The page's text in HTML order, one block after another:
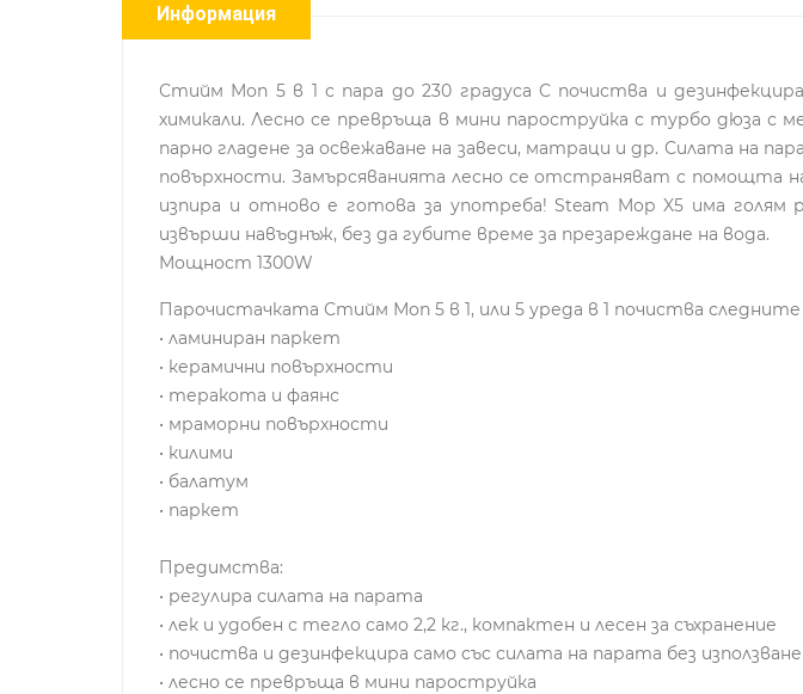
Информация
Стийм Моп 5 в 1 с пара до 230 градуса C почиства и
химикали. Лесно се превръща в мини пароструйка с турбо дюза с
парно гладене за освежаване на завеси, матраци и др. Силата на
повърхности. Замърсяванията лесно се отстраняват с помощта
изпира и отново е готова за употреба! Steam Mop X5 има
извърши навъднъж, без да губите време за презареждане на вода.
Мощност 1300W
Парочистачката Стийм Моп 5 в 1, или 5 уреда в 1 почиства
• ламиниран паркет
• керамични повърхности
• теракота и фаянс
• мраморни повърхности
• килими
• балатум
• паркет
Предимства:
• регулира силата на парата
• лек и удобен с тегло само 2,2 кг., компактен и лесен за съхранение
• почиства и дезинфекцира само със силата на парата без
• лесно се превръща в мини пароструйка